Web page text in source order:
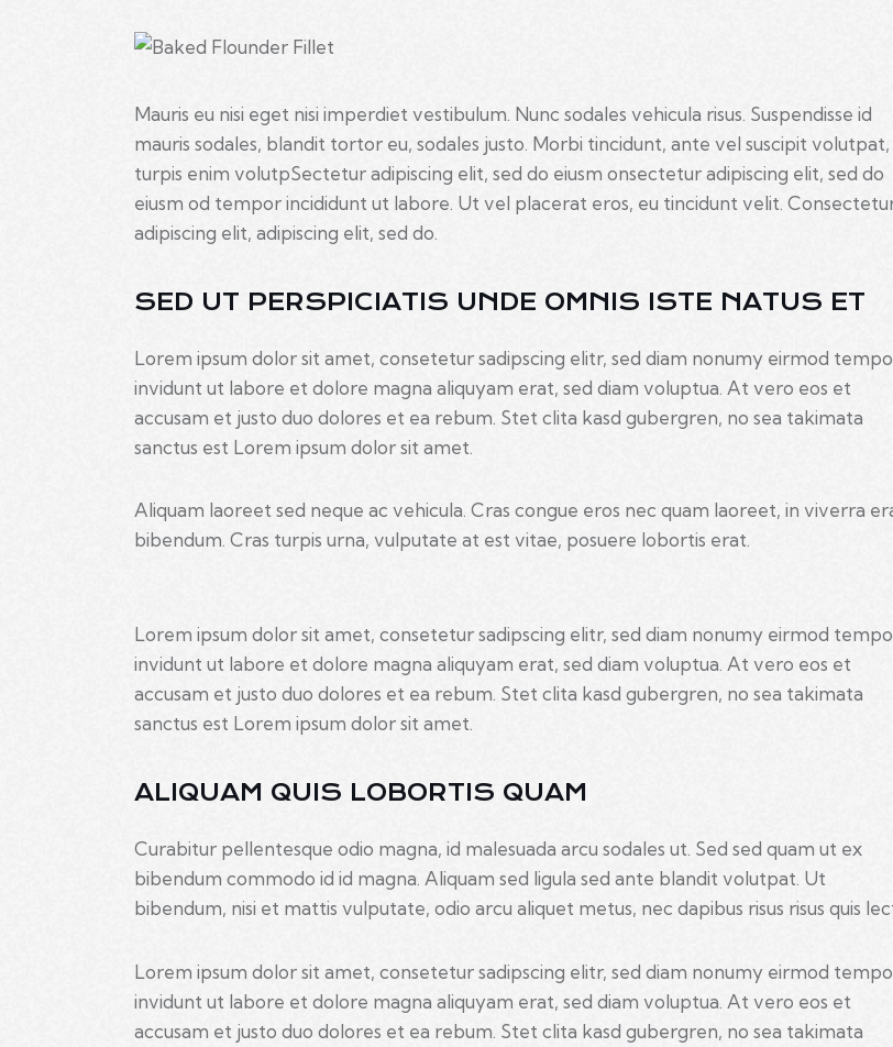
Mauris eu nisi eget nisi imperdiet vestibulum. Nunc sodales vehicula risus. Suspendisse id
mauris sodales, blandit tortor eu, sodales justo. Morbi tincidunt, ante vel suscipit volutpat,
turpis enim volutpSectetur adipiscing elit, sed do eiusm onsectetur adipiscing elit, sed do
eiusm od tempor incididunt ut labore. Ut vel placerat eros, eu tincidunt velit.
adipiscing elit, adipiscing elit, sed do.
SED UT PERSPICIATIS UNDE OMNIS ISTE NATUS ET
Lorem ipsum dolor sit amet, consetetur sadipscing elitr, sed diam nonumy eirmod
invidunt ut labore et dolore magna aliquyam erat, sed diam voluptua. At vero eos et
accusam et justo duo dolores et ea rebum. Stet clita kasd gubergren, no sea takimata
sanctus est Lorem ipsum dolor sit amet.
Aliquam laoreet sed neque ac vehicula. Cras congue eros nec quam laoreet, in viverra
bibendum. Cras turpis urna, vulputate at est vitae, posuere lobortis erat.
Lorem ipsum dolor sit amet, consetetur sadipscing elitr, sed diam nonumy eirmod
invidunt ut labore et dolore magna aliquyam erat, sed diam voluptua. At vero eos et
accusam et justo duo dolores et ea rebum. Stet clita kasd gubergren, no sea takimata
sanctus est Lorem ipsum dolor sit amet.
ALIQUAM QUIS LOBORTIS QUAM
Curabitur pellentesque odio magna, id malesuada arcu sodales ut. Sed sed quam ut ex
bibendum commodo id id magna. Aliquam sed ligula sed ante blandit volutpat. Ut
bibendum, nisi et mattis vulputate, odio arcu aliquet metus, nec dapibus risus risus quis
Lorem ipsum dolor sit amet, consetetur sadipscing elitr, sed diam nonumy eirmod
invidunt ut labore et dolore magna aliquyam erat, sed diam voluptua. At vero eos et
accusam et justo duo dolores et ea rebum. Stet clita kasd gubergren, no sea takimata